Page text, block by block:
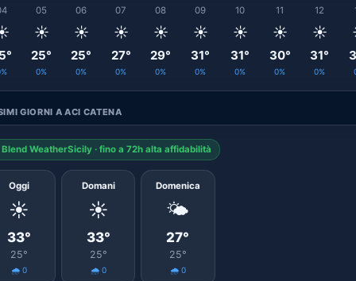
05
☀️
25°
0%
06
☀️
25°
0%
07
☀️
27°
0%
08
☀️
29°
0%
09
☀️
31°
0%
10
☀️
31°
0%
11
☀️
30°
0%
12
☀️
31°
0%
GIORNI A ACI CATENA
WeatherSicily · fino a 72h alta affidabilità
Oggi
☀️
33°
25°
🌧️ 0
Domani
☀️
33°
25°
🌧️ 0
Domenica
🌤️
27°
25°
🌧️ 0